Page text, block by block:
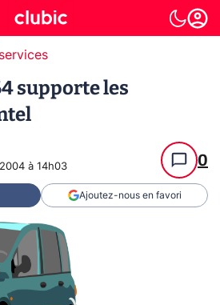
supporte les
à 14h03 0
Ajoutez-nous en favori